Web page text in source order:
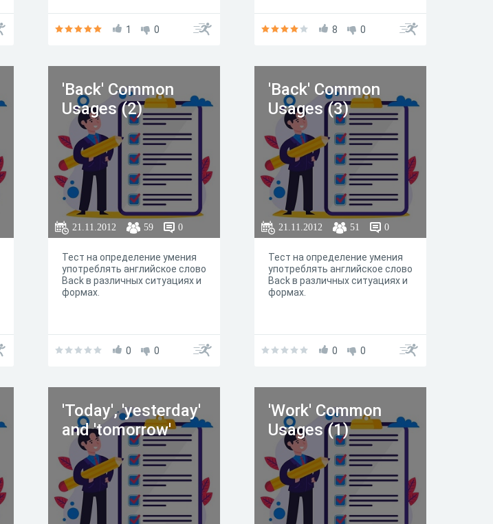
1 0 8 0
'Back' Common
Usages (2)
21.11.2012 59 0
Тест на определение умения
употреблять английское слово
Back в различных ситуациях и
формах.
0 0
'Back' Common
Usages (3)
21.11.2012 51 0
Тест на определение умения
употреблять английское слово
Back в различных ситуациях и
формах.
0 0
'Today', 'yesterday'
and 'tomorrow'
'Work' Common
Usages (1)